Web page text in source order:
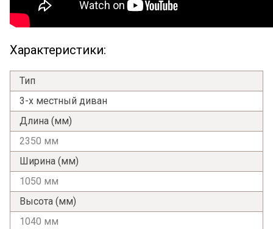
Характеристики:
Тип
3-х местный диван
Длина (мм)
2350 мм
Ширина (мм)
1050 мм
Высота (мм)
1040 мм